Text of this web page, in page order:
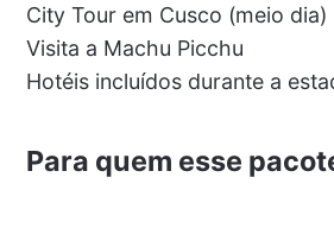
City Tour em Cusco (meio dia)
Visita a Machu Picchu
Hotéis incluídos durante a
Para quem esse